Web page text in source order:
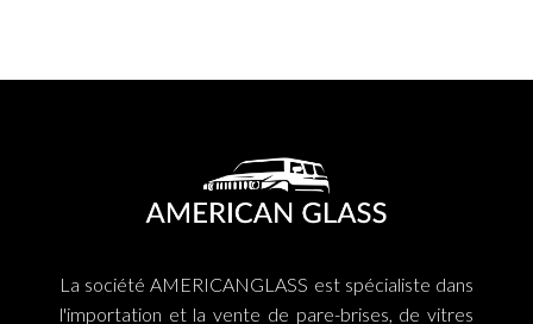
La société AMERICANGLASS est spécialiste dans
l'importation et la vente de pare-brises, de vitres